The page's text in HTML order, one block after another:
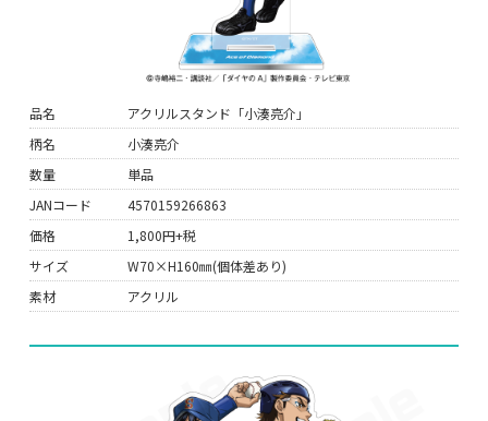
品名
アクリルスタンド「小湊亮介」
柄名
小湊亮介
数量
単品
JANコード
4570159266863
価格
1,800円+税
サイズ
W70×H160㎜(個体差あり)
素材
アクリル